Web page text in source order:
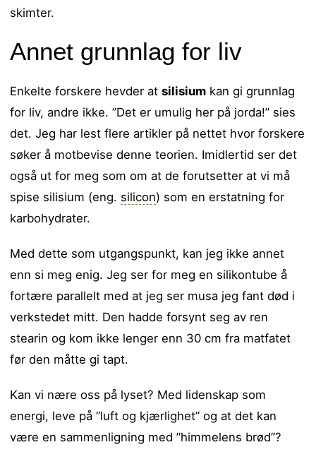
skimter.
Annet grunnlag for liv
Enkelte forskere hevder atsilisium kan gi grunnlag
for liv, andre ikke. ”Det er umulig her på jorda!” sies
det. Jeg har lest flere artikler på nettet hvor forskere
søker å motbevise denne teorien. Imidlertid ser det
også ut for meg som om at de forutsetter at vi må
spise silisium (eng. silicon) som en erstatning for
karbohydrater.
Med dette som utgangspunkt, kan jeg ikke annet
enn si meg enig. Jeg ser for meg en silikontube å
fortære parallelt med at jeg ser musa jeg fant død i
verkstedet mitt. Den hadde forsynt seg av ren
stearin og kom ikke lenger enn 30 cm fra matfatet
før den måtte gi tapt.
Kan vi nære oss på lyset? Med lidenskap som
energi, leve på ”luft og kjærlighet” og at det kan
være en sammenligning med ”himmelens brød”?